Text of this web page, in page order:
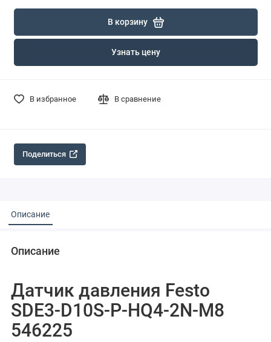
В корзину
Узнать цену
В избранное В сравнение
Поделиться
Описание
Описание
Датчик давления Festo
SDE3-D10S-P-HQ4-2N-M8
546225